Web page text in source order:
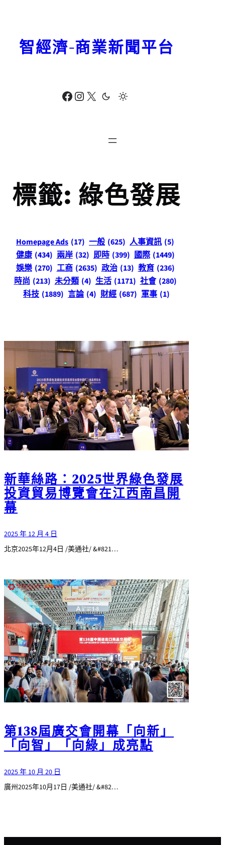
Facebook Instagram X
智經濟-商業新聞平台
標籤: 綠色發展
Homepage Ads (17) 一般 (625) 人事資訊 (5)
健康 (434) 兩岸 (32) 即時 (399) 國際 (1449)
娛樂 (270) 工商 (2635) 政治 (13) 教育 (236)
時尚 (213) 未分類 (4) 生活 (1171) 社會 (280)
科技 (1889) 言論 (4) 財經 (687) 軍事 (1)
新華絲路：2025世界綠色發展
投資貿易博覽會在江西南昌開
幕
2025 年 12 月 4 日
北京2025年12月4日 /美通社/ &#821…
第138屆廣交會開幕「向新」
「向智」「向綠」成亮點
2025 年 10 月 20 日
廣州2025年10月17日 /美通社/ &#82…